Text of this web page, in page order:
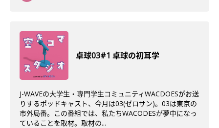
卓球03#1 卓球の初耳学
J-WAVEの大学生・専門学生コミュニティWACDOESがお送
りするポッドキャスト、今月は03(ゼロサン)。03は東京の
市外局番。この番組では、私たちWACODESが夢中になっ
ていることを取材。取材の...